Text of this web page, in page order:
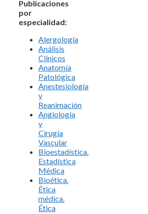
Publicaciones
por
especialidad:
Alergología
Análisis
Clínicos
Anatomía
Patológica
Anestesiología
y
Reanimación
Angiología
y
Cirugía
Vascular
Bioestadística.
Estadística
Médica
Bioética.
Ética
médica.
Ética